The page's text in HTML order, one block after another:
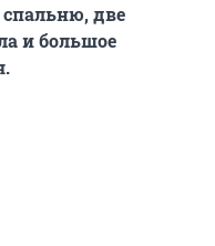
две
и большое